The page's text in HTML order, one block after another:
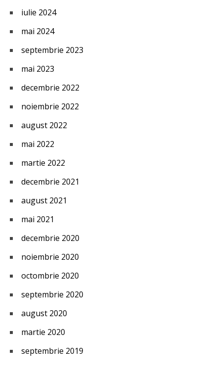
iulie 2024
mai 2024
septembrie 2023
mai 2023
decembrie 2022
noiembrie 2022
august 2022
mai 2022
martie 2022
decembrie 2021
august 2021
mai 2021
decembrie 2020
noiembrie 2020
octombrie 2020
septembrie 2020
august 2020
martie 2020
septembrie 2019